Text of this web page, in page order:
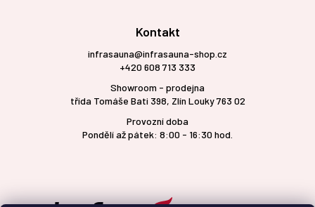
Kontakt
infrasauna@infrasauna-shop.cz
+420 608 713 333
Showroom - prodejna
třída Tomáše Bati 398, Zlín Louky 763 02
Provozní doba
Pondělí až pátek: 8:00 - 16:30 hod.